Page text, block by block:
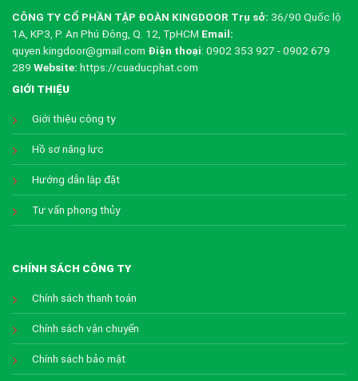
CÔNG TY CỔ PHẦN TẬP ĐOÀN KINGDOOR Trụ sở: 36/90 Quốc lộ
1A, KP3, P. An Phú Đông, Q. 12, TpHCM Email:
quyen.kingdoor@gmail.com Điện thoại: 0902 353 927 - 0902 679
289 Website: https://cuaducphat.com
GIỚI THIỆU
Giới thiệu công ty
Hồ sơ năng lực
Hướng dẫn lắp đặt
Tư vấn phong thủy
CHÍNH SÁCH CÔNG TY
Chính sách thanh toán
Chính sách vận chuyển
Chính sách bảo mật